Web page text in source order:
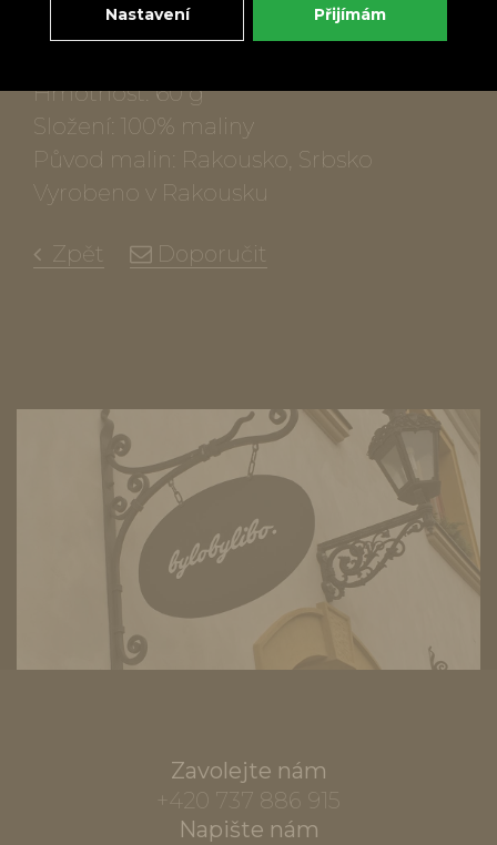
Hmotnost: 60 g
Složení: 100% maliny
Původ malin: Rakousko, Srbsko
Vyrobeno v Rakousku
Zpět Doporučit
Zavolejte nám
+420 737 886 915
Napište nám
Nastavení Přijímám